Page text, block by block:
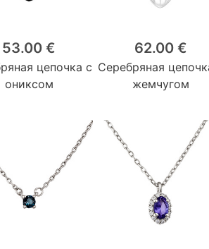
53.00 €
цепочка с
ониксом
62.00 €
Серебряная
жемчугом